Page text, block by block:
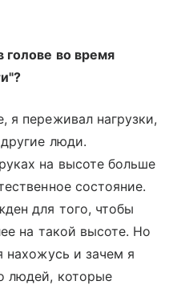
голове во время
я переживал нагрузки,
люди.
на высоте больше
состояние.
для того, чтобы
на такой высоте. Но
нахожусь и зачем я
людей, которые